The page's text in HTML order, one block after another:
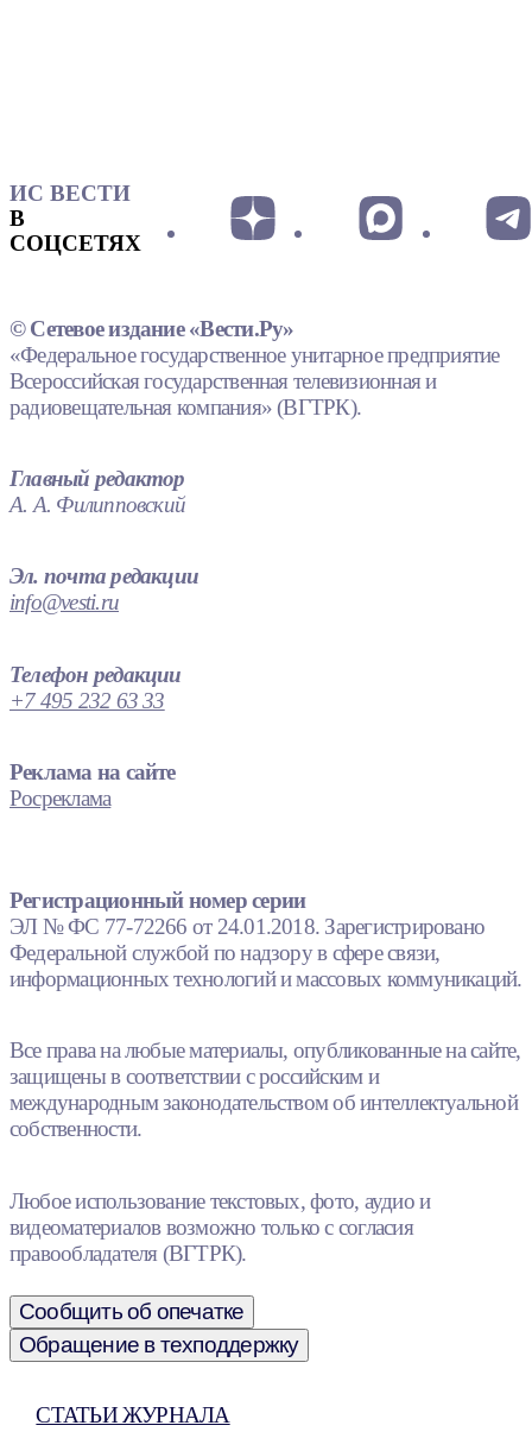
ИС ВЕСТИ
В
СОЦСЕТЯХ
© Сетевое издание «Вести.Ру»
«Федеральное государственное унитарное предприятие
Всероссийская государственная телевизионная и
радиовещательная компания» (ВГТРК).
Главный редактор
А. А. Филипповский
Эл. почта редакции
info@vesti.ru
Телефон редакции
+7 495 232 63 33
Реклама на сайте
Росреклама
Регистрационный номер серии
ЭЛ № ФС 77-72266 от 24.01.2018. Зарегистрировано
Федеральной службой по надзору в сфере связи,
информационных технологий и массовых коммуникаций.
Все права на любые материалы, опубликованные на сайте,
защищены в соответствии с российским и
международным законодательством об интеллектуальной
собственности.
Любое использование текстовых, фото, аудио и
видеоматериалов возможно только с согласия
правообладателя (ВГТРК).
Сообщить об опечатке
Обращение в техподдержку
СТАТЬИ ЖУРНАЛА